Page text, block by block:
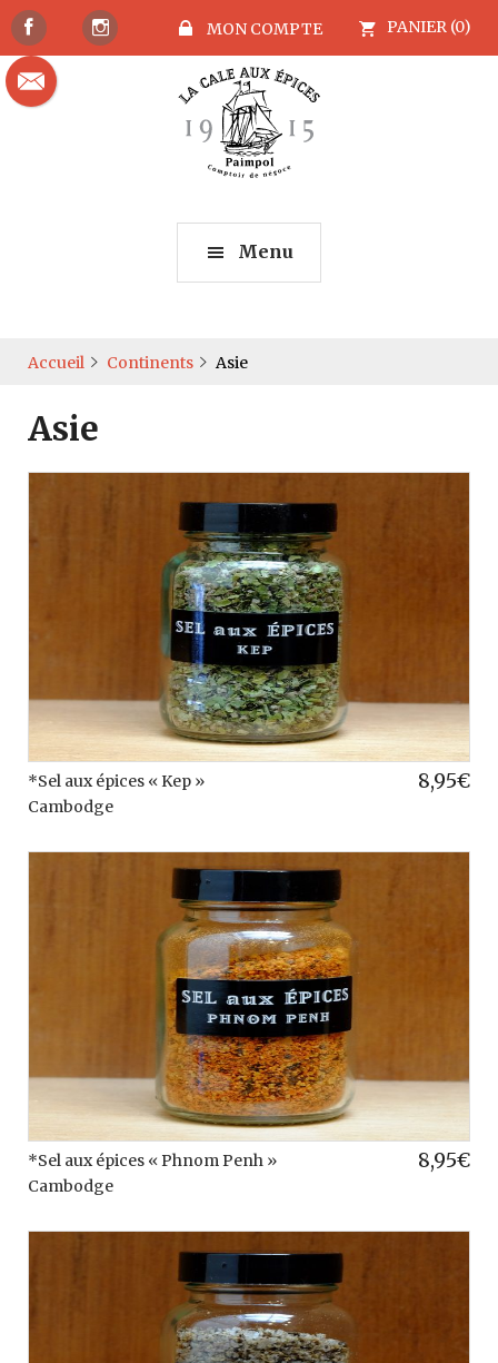
MON COMPTE PANIER (0)
Menu
Accueil Continents Asie
Asie
*Sel aux épices « Kep »
Cambodge
8,95€
*Sel aux épices « Phnom Penh »
Cambodge
8,95€